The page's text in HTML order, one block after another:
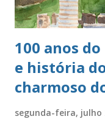
100 anos
e história
charmoso
segunda-feira, julho